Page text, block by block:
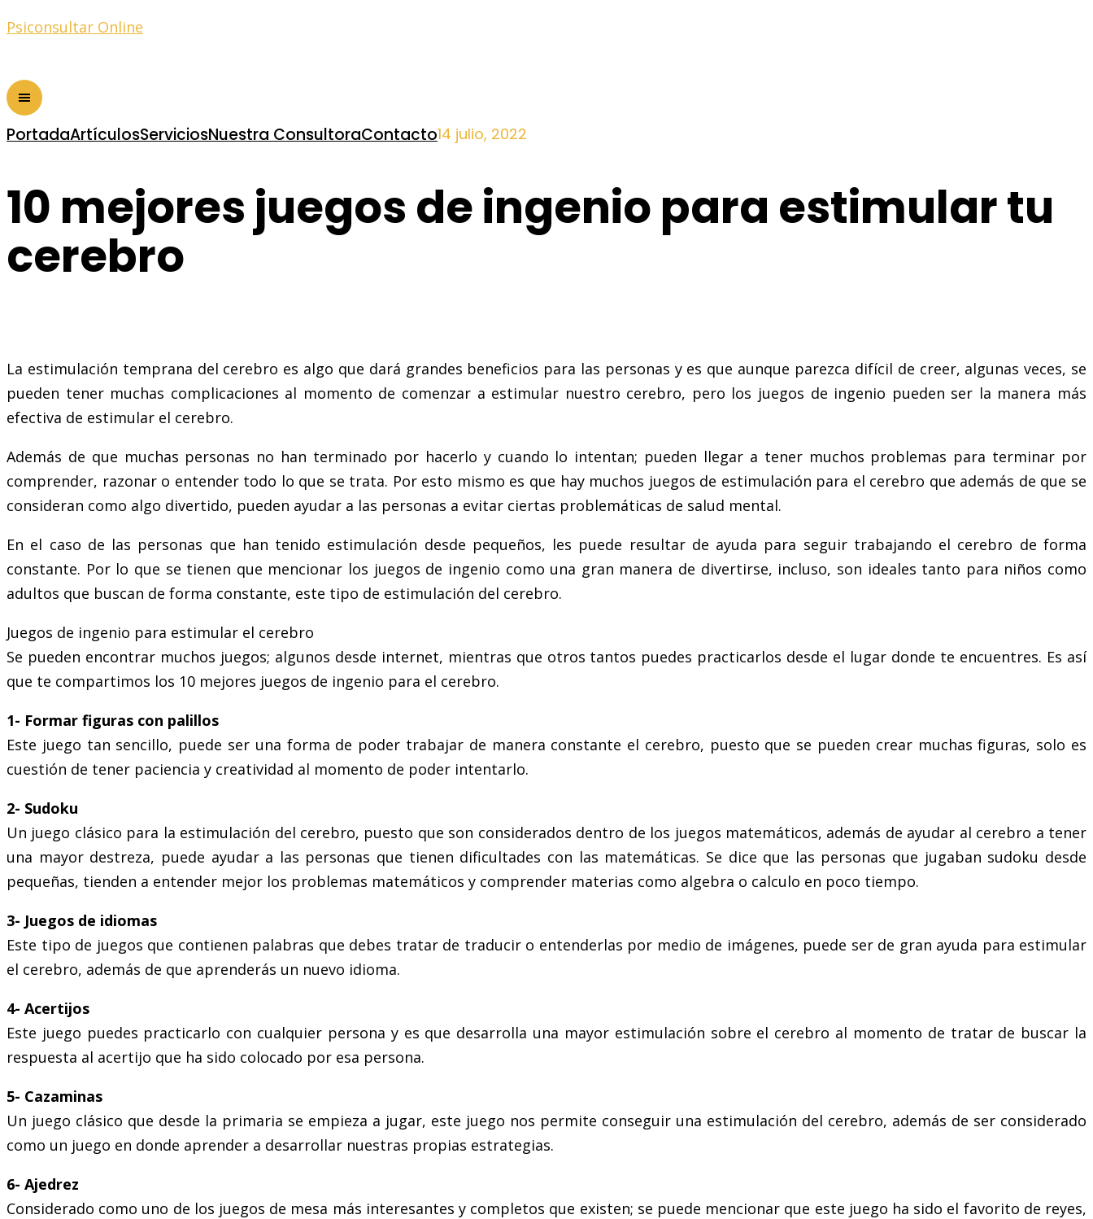
Psiconsultar Online
PortadaArtículosServiciosNuestra ConsultoraContacto14 julio, 2022
10 mejores juegos de ingenio para estimular tu
cerebro
La estimulación temprana del cerebro es algo que dará grandes beneficios para las personas y es que aunque parezca difícil de creer, algunas veces, se
pueden tener muchas complicaciones al momento de comenzar a estimular nuestro cerebro, pero los juegos de ingenio pueden ser la manera más
efectiva de estimular el cerebro.
Además de que muchas personas no han terminado por hacerlo y cuando lo intentan; pueden llegar a tener muchos problemas para terminar por
comprender, razonar o entender todo lo que se trata. Por esto mismo es que hay muchos juegos de estimulación para el cerebro que además de que se
consideran como algo divertido, pueden ayudar a las personas a evitar ciertas problemáticas de salud mental.
En el caso de las personas que han tenido estimulación desde pequeños, les puede resultar de ayuda para seguir trabajando el cerebro de forma
constante. Por lo que se tienen que mencionar los juegos de ingenio como una gran manera de divertirse, incluso, son ideales tanto para niños como
adultos que buscan de forma constante, este tipo de estimulación del cerebro.
Juegos de ingenio para estimular el cerebro
Se pueden encontrar muchos juegos; algunos desde internet, mientras que otros tantos puedes practicarlos desde el lugar donde te encuentres. Es así
que te compartimos los 10 mejores juegos de ingenio para el cerebro.
1- Formar figuras con palillos
Este juego tan sencillo, puede ser una forma de poder trabajar de manera constante el cerebro, puesto que se pueden crear muchas figuras, solo es
cuestión de tener paciencia y creatividad al momento de poder intentarlo.
2- Sudoku
Un juego clásico para la estimulación del cerebro, puesto que son considerados dentro de los juegos matemáticos, además de ayudar al cerebro a tener
una mayor destreza, puede ayudar a las personas que tienen dificultades con las matemáticas. Se dice que las personas que jugaban sudoku desde
pequeñas, tienden a entender mejor los problemas matemáticos y comprender materias como algebra o calculo en poco tiempo.
3- Juegos de idiomas
Este tipo de juegos que contienen palabras que debes tratar de traducir o entenderlas por medio de imágenes, puede ser de gran ayuda para estimular
el cerebro, además de que aprenderás un nuevo idioma.
4- Acertijos
Este juego puedes practicarlo con cualquier persona y es que desarrolla una mayor estimulación sobre el cerebro al momento de tratar de buscar la
respuesta al acertijo que ha sido colocado por esa persona.
5- Cazaminas
Un juego clásico que desde la primaria se empieza a jugar, este juego nos permite conseguir una estimulación del cerebro, además de ser considerado
como un juego en donde aprender a desarrollar nuestras propias estrategias.
6- Ajedrez
Considerado como uno de los juegos de mesa más interesantes y completos que existen; se puede mencionar que este juego ha sido el favorito de reyes,